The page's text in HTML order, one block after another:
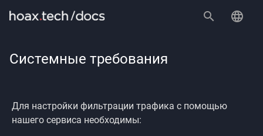
Системные требования
Для настройки фильтрации трафика с помощью
нашего сервиса необходимы: